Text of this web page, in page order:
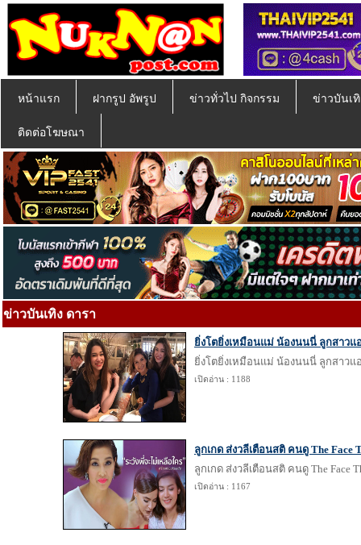
หน้าแรก ฝากรูป อัพรูป ข่าวทั่วไป กิจกรรม ข่าวบันเ
ติดต่อโฆษณา
ข่าวบันเทิง ดารา
ยิ่งโตยิ่งเหมือนแม่ น้องนนนี่ ลูกสาวแ
ยิ่งโตยิ่งเหมือนแม่ น้องนนนี่ ลูกสาวแ
เปิดอ่าน : 1188
ลูกเกด ส่งวลีเตือนสติ คนดู The Face
ลูกเกด ส่งวลีเตือนสติ คนดู The Face
เปิดอ่าน : 1167